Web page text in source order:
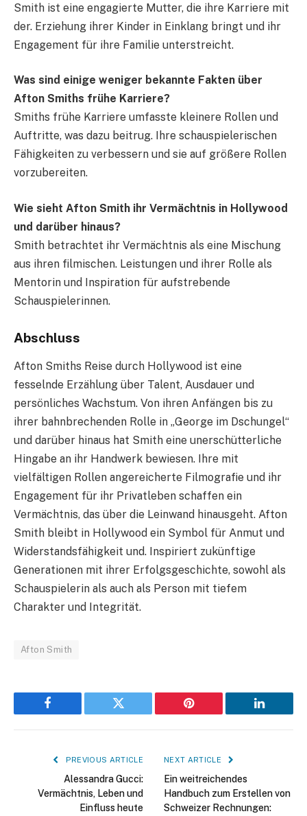
Smith ist eine engagierte Mutter, die ihre Karriere mit
der. Erziehung ihrer Kinder in Einklang bringt und ihr
Engagement für ihre Familie unterstreicht.
Was sind einige weniger bekannte Fakten über
Afton Smiths frühe Karriere?
Smiths frühe Karriere umfasste kleinere Rollen und
Auftritte, was dazu beitrug. Ihre schauspielerischen
Fähigkeiten zu verbessern und sie auf größere Rollen
vorzubereiten.
Wie sieht Afton Smith ihr Vermächtnis in Hollywood
und darüber hinaus?
Smith betrachtet ihr Vermächtnis als eine Mischung
aus ihren filmischen. Leistungen und ihrer Rolle als
Mentorin und Inspiration für aufstrebende
Schauspielerinnen.
Abschluss
Afton Smiths Reise durch Hollywood ist eine
fesselnde Erzählung über Talent, Ausdauer und
persönliches Wachstum. Von ihren Anfängen bis zu
ihrer bahnbrechenden Rolle in „George im Dschungel“
und darüber hinaus hat Smith eine unerschütterliche
Hingabe an ihr Handwerk bewiesen. Ihre mit
vielfältigen Rollen angereicherte Filmografie und ihr
Engagement für ihr Privatleben schaffen ein
Vermächtnis, das über die Leinwand hinausgeht. Afton
Smith bleibt in Hollywood ein Symbol für Anmut und
Widerstandsfähigkeit und. Inspiriert zukünftige
Generationen mit ihrer Erfolgsgeschichte, sowohl als
Schauspielerin als auch als Person mit tiefem
Charakter und Integrität.
Afton Smith
Facebook Twitter Pinterest LinkedIn
PREVIOUS ARTICLE
Alessandra Gucci:
Vermächtnis, Leben und
Einfluss heute
NEXT ARTICLE
Ein weitreichendes
Handbuch zum Erstellen von
Schweizer Rechnungen: